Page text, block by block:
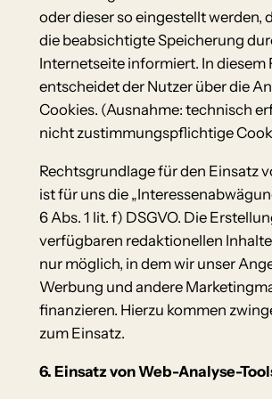
oder dieser so eingestellt werden,
die beabsichtigte Speicherung
Internetseite informiert. In diesem
entscheidet der Nutzer über die
Cookies. (Ausnahme: technisch
nicht zustimmungspflichtige
Rechtsgrundlage für den Einsatz
ist für uns die
6 Abs. 1 lit. f) DSGVO. Die
verfügbaren redaktionellen
nur möglich, in dem wir unser
Werbung und andere
finanzieren. Hierzu kommen
zum Einsatz.
6. Einsatz von Web-Analyse-